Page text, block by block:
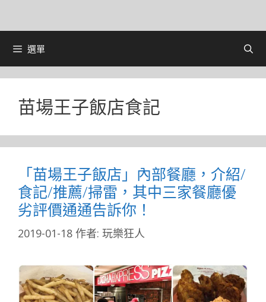
選單
苗場王子飯店食記
「苗場王子飯店」內部餐廳，介紹/
食記/推薦/掃雷，其中三家餐廳優
劣評價通通告訴你！
2019-01-18 作者: 玩樂狂人